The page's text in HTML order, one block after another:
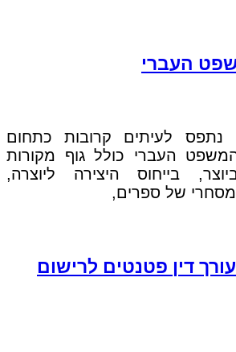
העברי
נתפס לעיתים קרובות כתחום
העברי כולל גוף מקורות
בייחוס היצירה ליוצרה,
של ספרים,
דין פטנטים לרישום